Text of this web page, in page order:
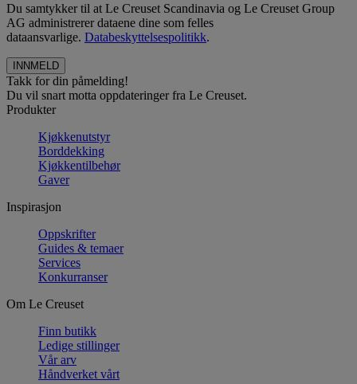
Du samtykker til at Le Creuset Scandinavia og Le Creuset Group
AG administrerer dataene dine som felles
dataansvarlige. Databeskyttelsespolitikk.
Takk for din påmelding!
Du vil snart motta oppdateringer fra Le Creuset.
Produkter
Kjøkkenutstyr
Borddekking
Kjøkkentilbehør
Gaver
Inspirasjon
Oppskrifter
Guides & temaer
Services
Konkurranser
Om Le Creuset
Finn butikk
Ledige stillinger
Vår arv
Håndverket vårt